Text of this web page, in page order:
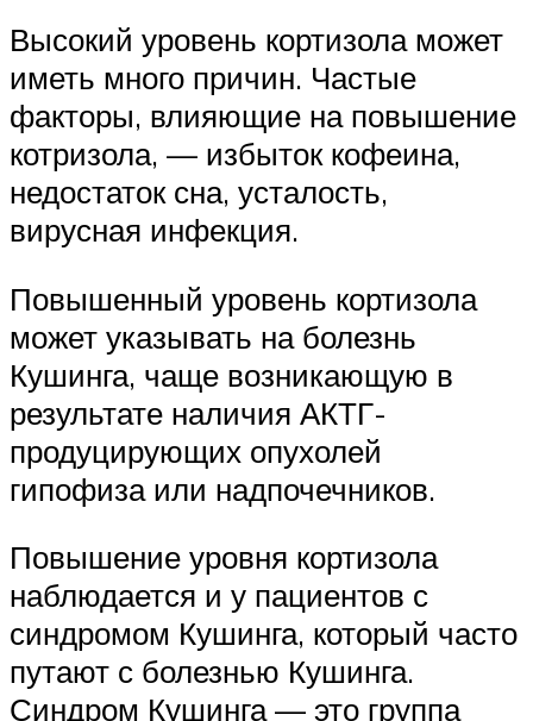
Высокий уровень кортизола может
иметь много причин. Частые
факторы, влияющие на повышение
котризола, — избыток кофеина,
недостаток сна, усталость,
вирусная инфекция.
Повышенный уровень кортизола
может указывать на болезнь
Кушинга, чаще возникающую в
результате наличия АКТГ-
продуцирующих опухолей
гипофиза или надпочечников.
Повышение уровня кортизола
наблюдается и у пациентов с
синдромом Кушинга, который часто
путают с болезнью Кушинга.
Синдром Кушинга — это группа